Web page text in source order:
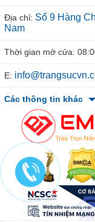
Địa chỉ: Số 9 Hàng
Nam
Thời gian mở cửa:
E:
Các thông tin khác